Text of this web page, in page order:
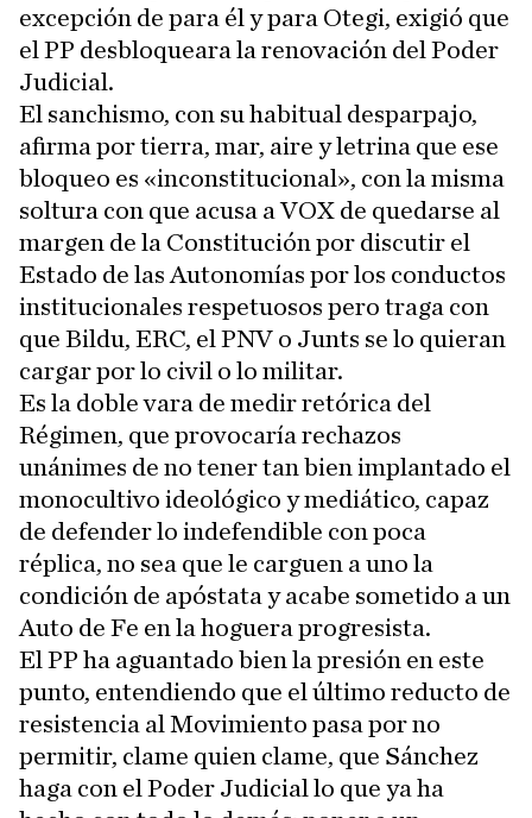
excepción de para él y para Otegi, exigió que
el PP desbloqueara la renovación del Poder
Judicial.
El sanchismo, con su habitual desparpajo,
afirma por tierra, mar, aire y letrina que ese
bloqueo es «inconstitucional», con la misma
soltura con que acusa a VOX de quedarse al
margen de la Constitución por discutir el
Estado de las Autonomías por los conductos
institucionales respetuosos pero traga con
que Bildu, ERC, el PNV o Junts se lo quieran
cargar por lo civil o lo militar.
Es la doble vara de medir retórica del
Régimen, que provocaría rechazos
unánimes de no tener tan bien implantado el
monocultivo ideológico y mediático, capaz
de defender lo indefendible con poca
réplica, no sea que le carguen a uno la
condición de apóstata y acabe sometido a un
Auto de Fe en la hoguera progresista.
El PP ha aguantado bien la presión en este
punto, entendiendo que el último reducto de
resistencia al Movimiento pasa por no
permitir, clame quien clame, que Sánchez
haga con el Poder Judicial lo que ya ha